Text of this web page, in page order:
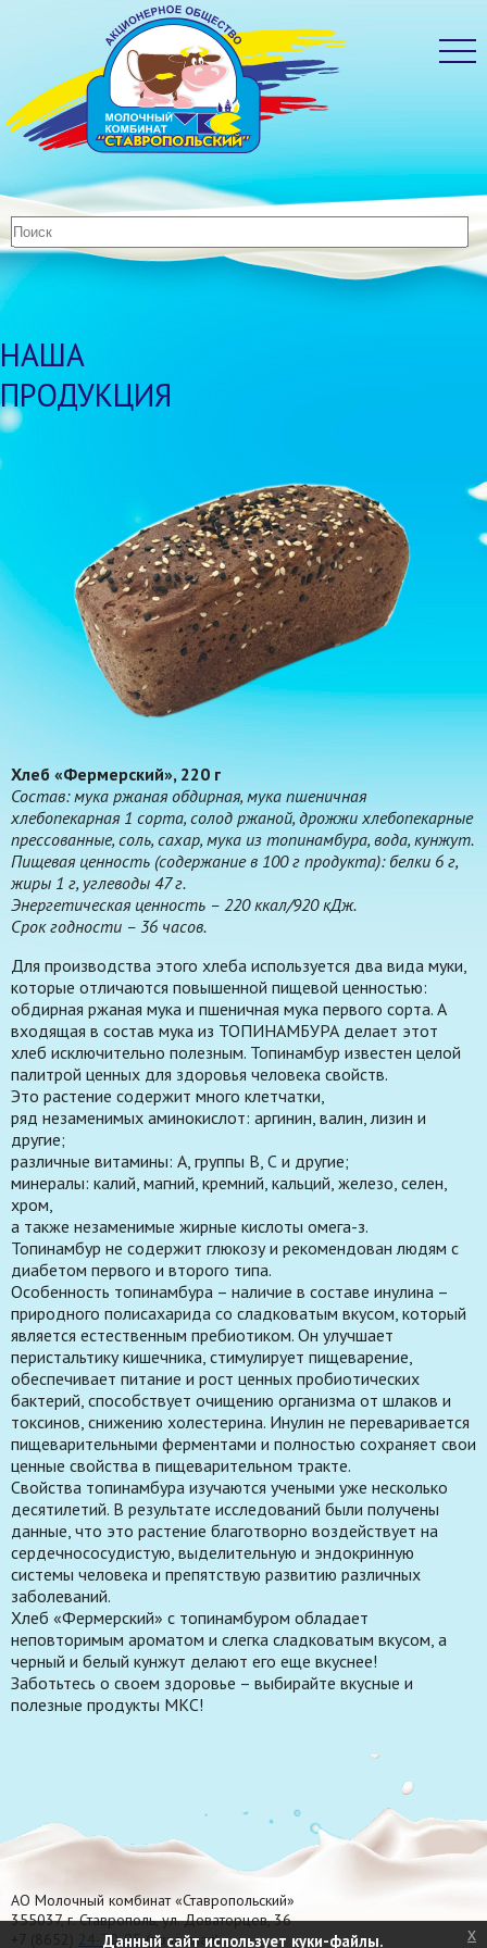
НАША
ПРОДУКЦИЯ
Хлеб «Фермерский», 220 г
Состав: мука ржаная обдирная, мука пшеничная
хлебопекарная 1 сорта, солод ржаной, дрожжи хлебопекарные
прессованные, соль, сахар, мука из топинамбура, вода, кунжут.
Пищевая ценность (содержание в 100 г продукта): белки 6 г,
жиры 1 г, углеводы 47 г.
Энергетическая ценность – 220 ккал/920 кДж.
Срок годности – 36 часов.
Для производства этого хлеба используется два вида муки,
которые отличаются повышенной пищевой ценностью:
обдирная ржаная мука и пшеничная мука первого сорта. А
входящая в состав мука из ТОПИНАМБУРА делает этот
хлеб исключительно полезным. Топинамбур известен целой
палитрой ценных для здоровья человека свойств.
Это растение содержит много клетчатки,
ряд незаменимых аминокислот: аргинин, валин, лизин и
другие;
различные витамины: А, группы В, С и другие;
минералы: калий, магний, кремний, кальций, железо, селен,
хром,
а также незаменимые жирные кислоты омега-з.
Топинамбур не содержит глюкозу и рекомендован людям с
диабетом первого и второго типа.
Особенность топинамбура – наличие в составе инулина –
природного полисахарида со сладковатым вкусом, который
является естественным пребиотиком. Он улучшает
перистальтику кишечника, стимулирует пищеварение,
обеспечивает питание и рост ценных пробиотических
бактерий, способствует очищению организма от шлаков и
токсинов, снижению холестерина. Инулин не переваривается
пищеварительными ферментами и полностью сохраняет свои
ценные свойства в пищеварительном тракте.
Свойства топинамбура изучаются учеными уже несколько
десятилетий. В результате исследований были получены
данные, что это растение благотворно воздействует на
сердечнососудистую, выделительную и эндокринную
системы человека и препятствую развитию различных
заболеваний.
Хлеб «Фермерский» с топинамбуром обладает
неповторимым ароматом и слегка сладковатым вкусом, а
черный и белый кунжут делают его еще вкуснее!
Заботьтесь о своем здоровье – выбирайте вкусные и
полезные продукты МКС!
АО Молочный комбинат «Ставропольский»
355037, г. Ставрополь, ул. Доваторцев, 36
24-70-95(приёмная)
Данный сайт использует куки-файлы. x